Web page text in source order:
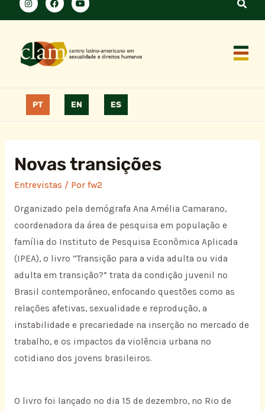
PT EN ES
Novas transições
Entrevistas / Por fw2
Organizado pela demógrafa Ana Amélia Camarano,
coordenadora da área de pesquisa em população e
família do Instituto de Pesquisa Econômica Aplicada
(IPEA), o livro “Transição para a vida adulta ou vida
adulta em transição?” trata da condição juvenil no
Brasil contemporâneo, enfocando questões como as
relações afetivas, sexualidade e reprodução, a
instabilidade e precariedade na inserção no mercado de
trabalho, e os impactos da violência urbana no
cotidiano dos jovens brasileiros.
O livro foi lançado no dia 15 de dezembro, no Rio de